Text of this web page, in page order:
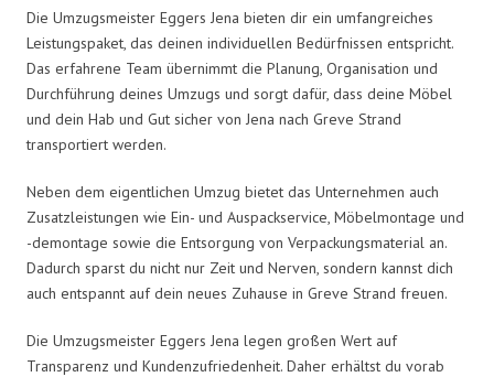
Die Umzugsmeister Eggers Jena bieten dir ein umfangreiches
Leistungspaket, das deinen individuellen Bedürfnissen entspricht.
Das erfahrene Team übernimmt die Planung, Organisation und
Durchführung deines Umzugs und sorgt dafür, dass deine Möbel
und dein Hab und Gut sicher von Jena nach Greve Strand
transportiert werden.
Neben dem eigentlichen Umzug bietet das Unternehmen auch
Zusatzleistungen wie Ein- und Auspackservice, Möbelmontage und
-demontage sowie die Entsorgung von Verpackungsmaterial an.
Dadurch sparst du nicht nur Zeit und Nerven, sondern kannst dich
auch entspannt auf dein neues Zuhause in Greve Strand freuen.
Die Umzugsmeister Eggers Jena legen großen Wert auf
Transparenz und Kundenzufriedenheit. Daher erhältst du vorab